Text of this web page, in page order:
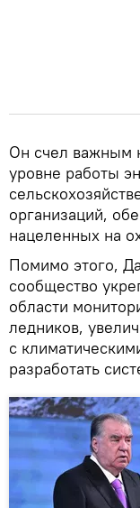
Он счел важным
уровне работы
организаций,
нацеленных на
Помимо этого,
сообщество
области
ледников,
с
разработать